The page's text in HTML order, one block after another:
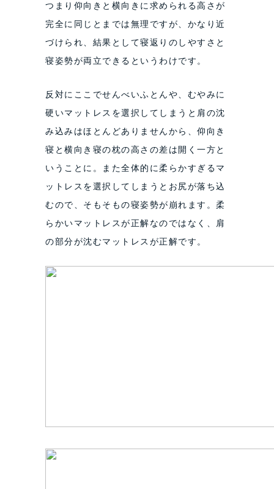
つまり仰向きと横向きに求められる高さが
完全に同じとまでは無理ですが、かなり近
づけられ、結果として寝返りのしやすさと
寝姿勢が両立できるというわけです。
反対にここでせんべいふとんや、むやみに
硬いマットレスを選択してしまうと肩の沈
み込みはほとんどありませんから、仰向き
寝と横向き寝の枕の高さの差は開く一方と
いうことに。また全体的に柔らかすぎるマ
ットレスを選択してしまうとお尻が落ち込
むので、そもそもの寝姿勢が崩れます。柔
らかいマットレスが正解なのではなく、肩
の部分が沈むマットレスが正解です。